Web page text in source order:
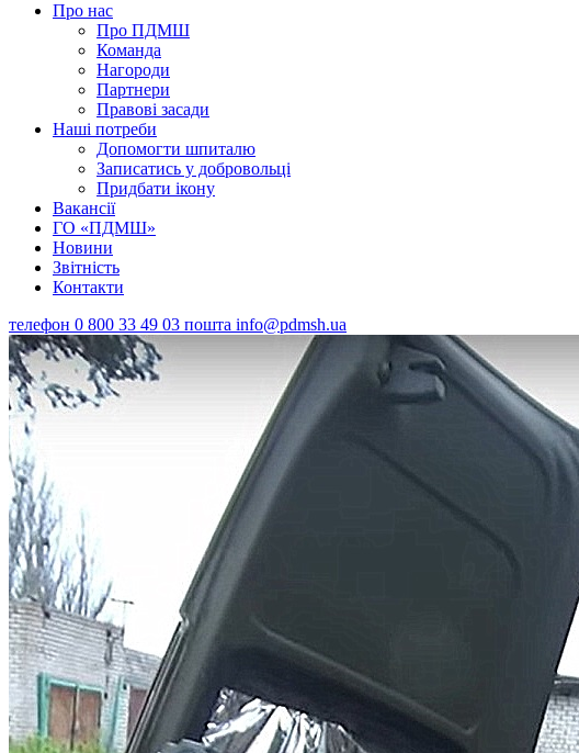
Про нас
Про ПДМШ
Команда
Нагороди
Партнери
Правові засади
Наші потреби
Допомогти шпиталю
Записатись у добровольці
Придбати ікону
Вакансії
ГО «ПДМШ»
Новини
Звітність
Контакти
телефон 0 800 33 49 03 пошта info@pdmsh.ua